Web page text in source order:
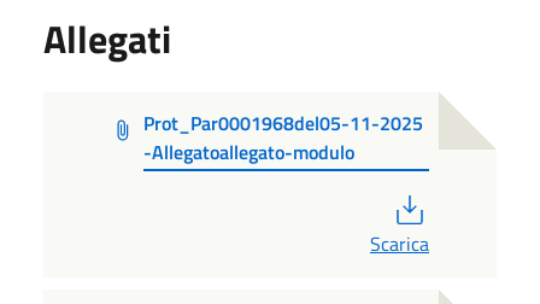
Allegati
Prot_Par0001968del05-11-2025
-Allegatoallegato-modulo
Scarica